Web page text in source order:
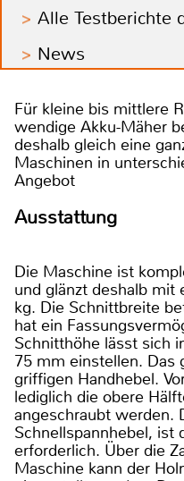
Alle Testberichte
News
Für kleine bis mittlere
wendige Akku-Mäher
deshalb gleich eine
Maschinen in
Angebot
Ausstattung
Die Maschine ist
und glänzt deshalb mit
kg. Die Schnittbreite
hat ein
Schnitthöhe lässt sich
75 mm einstellen. Das
griffigen Handhebel.
lediglich die obere
angeschraubt werden.
Schnellspannhebel, ist
erforderlich. Über die
Maschine kann der